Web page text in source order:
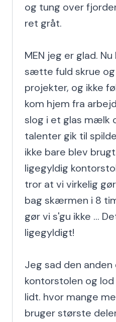
og tung over
ret gråt.
MEN jeg er glad.
sætte fuld skrue og
projekter, og ikke
kom hjem fra
slog i et glas mælk
talenter gik til
ikke bare blev
ligegyldig
tror at vi virkelig
bag skærmen i 8
gør vi s'gu ikke ...
ligegyldigt!
Jeg sad den anden
kontorstolen og
lidt. hvor mange
bruger største